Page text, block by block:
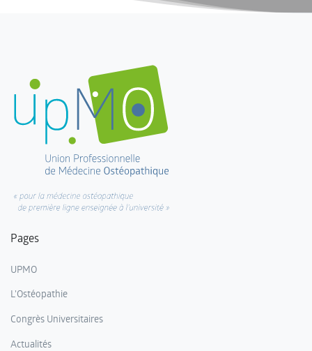
Pages
UPMO
L'Ostéopathie
Congrès Universitaires
Actualités